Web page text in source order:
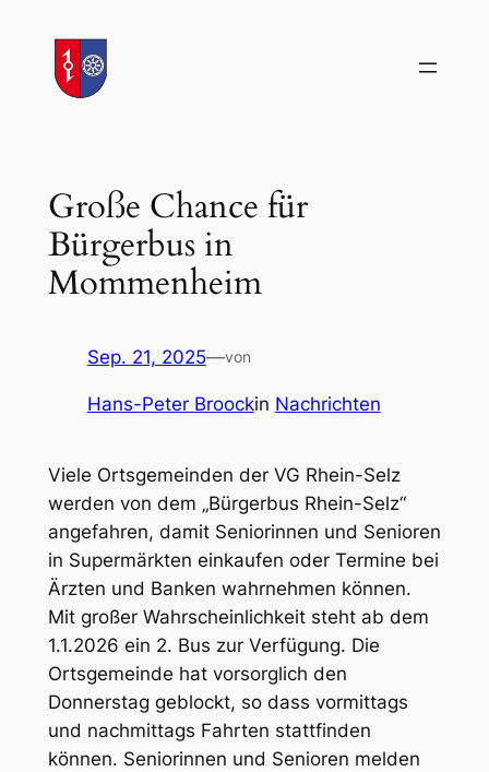
springen
Große Chance für
Bürgerbus in
Mommenheim
Sep. 21, 2025—von
Hans-Peter Broockin Nachrichten
Viele Ortsgemeinden der VG Rhein-Selz
werden von dem „Bürgerbus Rhein-Selz“
angefahren, damit Seniorinnen und Senioren
in Supermärkten einkaufen oder Termine bei
Ärzten und Banken wahrnehmen können.
Mit großer Wahrscheinlichkeit steht ab dem
1.1.2026 ein 2. Bus zur Verfügung. Die
Ortsgemeinde hat vorsorglich den
Donnerstag geblockt, so dass vormittags
und nachmittags Fahrten stattfinden
können. Seniorinnen und Senioren melden